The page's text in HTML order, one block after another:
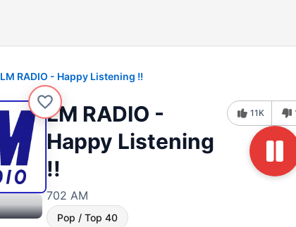
LM RADIO - Happy Listening !!
LM RADIO -
Happy Listening
!!
702 AM
Pop / Top 40
11K